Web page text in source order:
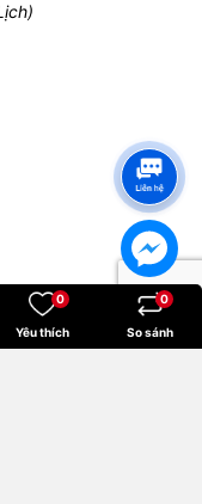
Yêu thích
0
So sánh
0